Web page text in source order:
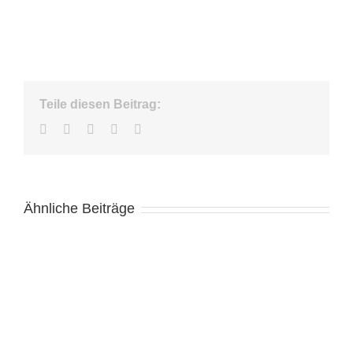
Teile diesen Beitrag:
Facebook
TwitterLinkedInWhatsApp
Ähnliche Beiträge